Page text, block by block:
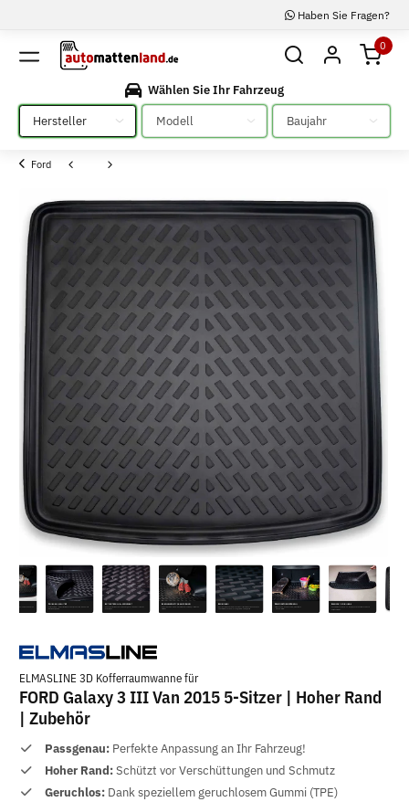
Haben Sie Fragen?
0
Wählen Sie Ihr Fahrzeug
Bitte auswählen
Bitte auswählen Bitte auswählen
Ford
ELMASLINE 3D Kofferraumwanne für
FORD Galaxy 3 III Van 2015 5-Sitzer | Hoher Rand
| Zubehör
Passgenau: Perfekte Anpassung an Ihr Fahrzeug!
Hoher Rand:Schützt vor Verschüttungen und Schmutz
Geruchlos: Dank speziellem geruchlosem Gummi (TPE)